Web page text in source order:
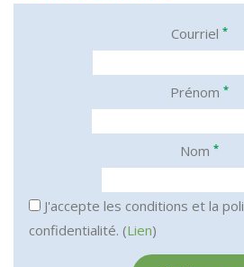
Courriel *
Prénom *
Nom *
J'accepte les conditions et la
confidentialité. (Lien)